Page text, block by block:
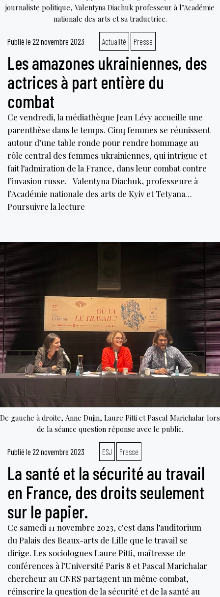
journaliste politique, Valentyna Diachuk professeur à l’Académie
nationale des arts et sa traductrice.
Publié le 22 novembre 2023 Actualité Presse
Les amazones ukrainiennes, des
actrices à part entière du
combat
Ce vendredi, la médiathèque Jean Lévy accueille une
parenthèse dans le temps. Cinq femmes se réunissent
autour d’une table ronde pour rendre hommage au
rôle central des femmes ukrainiennes, qui intrigue et
fait l’admiration de la France, dans leur combat contre
l’invasion russe. Valentyna Diachuk, professeure à
l’Académie nationale des arts de Kyiv et Tetyana…
Poursuivre la lecture
des
part
entière
du
combat
De gauche à droite, Anne Dujin, Laure Pitti et Pascal Marichalar lors
de la séance question réponse avec le public.
Publié le 22 novembre 2023 ESJ Presse
La santé et la sécurité au travail
en France, des droits seulement
sur le papier.
Ce samedi 11 novembre 2023, c’est dans l’auditorium
du Palais des Beaux-arts de Lille que le travail se
dirige. Les sociologues Laure Pitti, maîtresse de
conférences à l’Université Paris 8 et Pascal Marichalar
chercheur au CNRS partagent un même combat,
réinscrire la question de la sécurité et de la santé au